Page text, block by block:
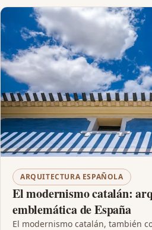
ARQUITECTURA ESPAÑOLA
El modernismo catalán:
emblemática de España
El modernismo catalán, también